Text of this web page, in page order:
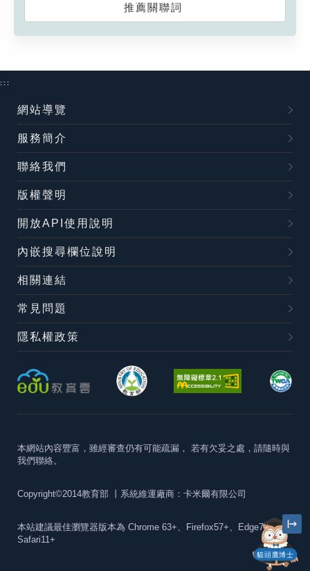
推薦關聯詞
貓頭鷹博士
:::
網站導覽
服務簡介
聯絡我們
版權聲明
開放API使用說明
內嵌搜尋欄位說明
相關連結
常見問題
隱私權政策
本網站內容豐富，雖經審查仍有可能疏漏， 若有欠妥之處，請隨時與
我們聯絡。
Copyright©2014教育部 丨系統維運廠商：卡米爾有限公司
本站建議最佳瀏覽器版本為 Chrome 63+、Firefox57+、Edge79+及
Safari11+